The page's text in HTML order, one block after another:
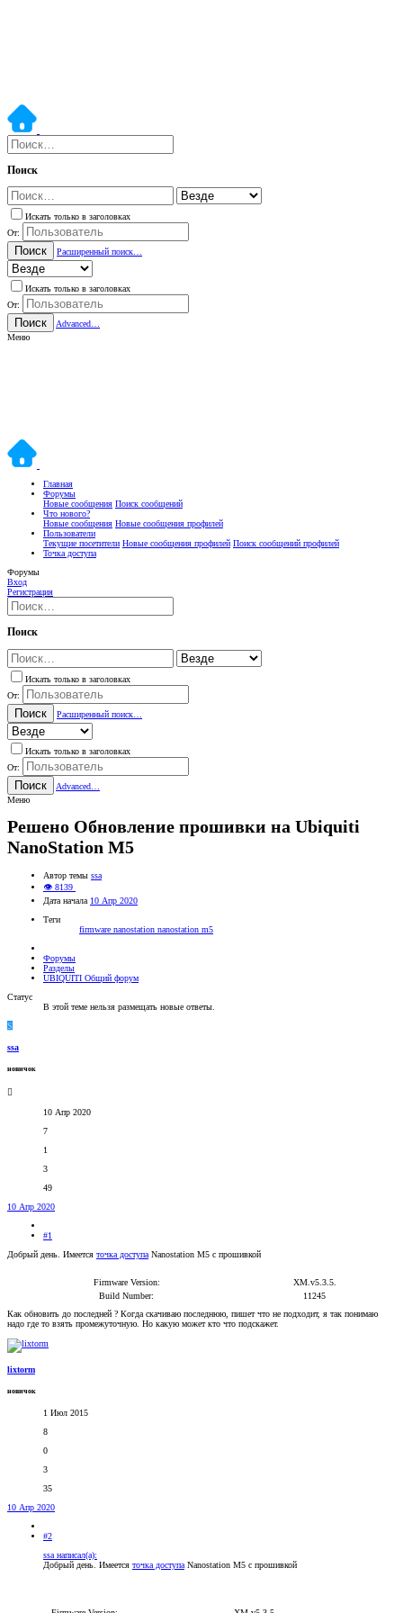
Поиск
Искать только в заголовках
От:
Поиск Расширенный поиск…
Искать только в заголовках
От:
Поиск
Advanced…
Меню
Главная
Форумы
Новые сообщения Поиск сообщений
Что нового?
Новые сообщения Новые сообщения профилей
Пользователи
Текущие посетители Новые сообщения профилей Поиск сообщений профилей
Точка доступа
Форумы
Вход
Регистрация
Поиск
Искать только в заголовках
От:
Поиск Расширенный поиск…
Искать только в заголовках
От:
Поиск
Advanced…
Меню
Решено Обновление прошивки на Ubiquiti
NanoStation M5
Автор темы ssa
👁 8139
Дата начала 10 Апр 2020
Теги
firmware nanostation nanostation m5
Форумы
Разделы
UBIQUITI Общий форум
Статус
В этой теме нельзя размещать новые ответы.
S
ssa
новичок
10 Апр 2020
7
1
3
49
10 Апр 2020
#1
Добрый день. Имеется точка доступа Nanostation M5 c прошивкой
Firmware Version:
XM.v5.3.5.
Build Number:
11245
Как обновить до последней ? Когда скачиваю последнюю, пишет что не подходит, я так понимаю
надо где то взять промежуточную. Но какую может кто что подскажет.
lixtorm
новичок
1 Июл 2015
8
0
3
35
10 Апр 2020
#2
ssa написал(а):
Добрый день. Имеется точка доступа Nanostation M5 c прошивкой